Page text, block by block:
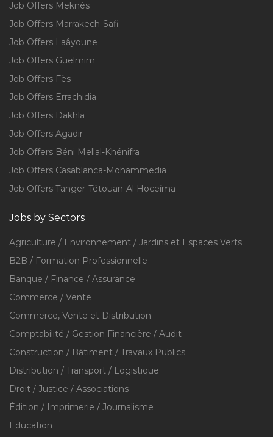
Job Offers Meknès
Job Offers Marrakech-Safi
Job Offers Laâyoune
Job Offers Guelmim
Job Offers Fès
Job Offers Errachidia
Job Offers Dakhla
Job Offers Agadir
Job Offers Béni Mellal-Khénifra
Job Offers Casablanca-Mohammedia
Job Offers Tanger-Tétouan-Al Hoceïma
Jobs by Sectors
Agriculture / Environnement / Jardins et Espaces Verts
B2B / Formation Professionnelle
Banque / Finance / Assurance
Commerce / Vente
Commerce, Vente et Distribution
Comptabilité / Gestion Financière / Audit
Construction / Bâtiment / Travaux Publics
Distribution / Transport / Logistique
Droit / Justice / Associations
Édition / Imprimerie / Journalisme
Education